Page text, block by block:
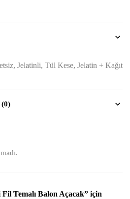
Jelatinli, Tül Kese, Jelatin + Kağıt
Temalı Balon Açacak” için